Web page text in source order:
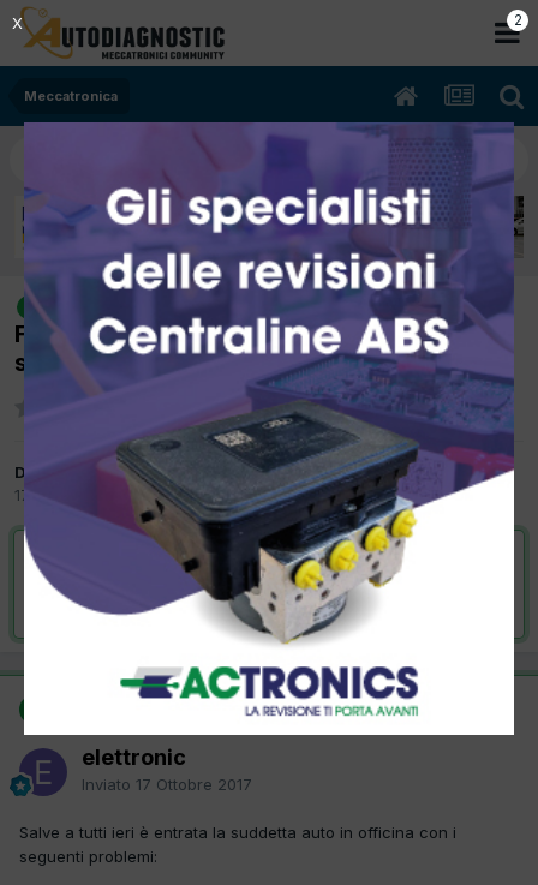
Meccatronica
risolto
[RENAULT SCENIC III 06/2009 1.9cc
F9Q 96Kw Diesel] Problema freno
stazionamento e riscaldamento sedili
Da elettronic
17 Ottobre 2017 inMeccatronica
VAI ALLA SOLUZIONE
Risolta da elettronic, 17 Ottobre 2017
elettronic
Inviato 17 Ottobre 2017
Salve a tutti ieri è entrata la suddetta auto in officina con i
seguenti problemi:
2
X